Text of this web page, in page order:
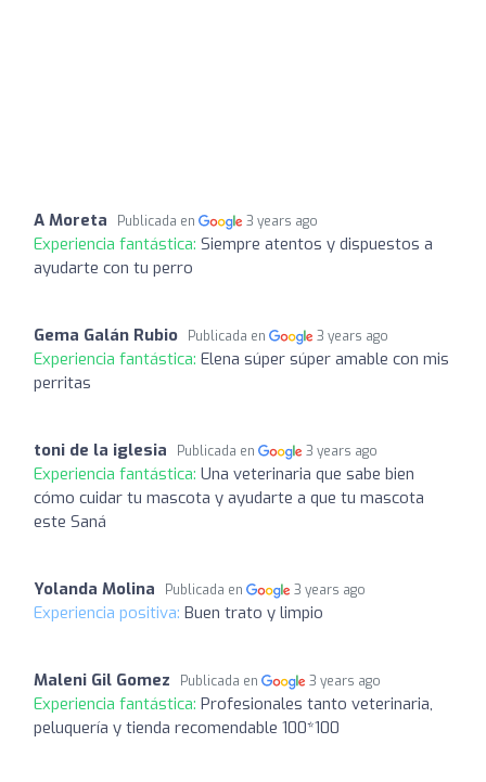
A Moreta Publicada en 3 years ago
Experiencia fantástica: Siempre atentos y dispuestos a
ayudarte con tu perro
Gema Galán Rubio Publicada en 3 years ago
Experiencia fantástica: Elena súper súper amable con mis
perritas
toni de la iglesia Publicada en 3 years ago
Experiencia fantástica: Una veterinaria que sabe bien
cómo cuidar tu mascota y ayudarte a que tu mascota
este Saná
Yolanda Molina Publicada en 3 years ago
Experiencia positiva: Buen trato y limpio
Maleni Gil Gomez Publicada en 3 years ago
Experiencia fantástica: Profesionales tanto veterinaria,
peluquería y tienda recomendable 100*100